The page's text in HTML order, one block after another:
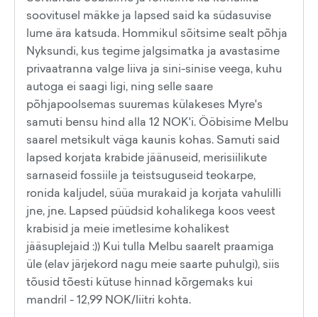
soovitusel mäkke ja lapsed said ka südasuvise
lume ära katsuda. Hommikul sõitsime sealt põhja
Nyksundi, kus tegime jalgsimatka ja avastasime
privaatranna valge liiva ja sini-sinise veega, kuhu
autoga ei saagi ligi, ning selle saare
põhjapoolsemas suuremas külakeses Myre's
samuti bensu hind alla 12 NOK'i. Ööbisime Melbu
saarel metsikult väga kaunis kohas. Samuti said
lapsed korjata krabide jäänuseid, merisiilikute
sarnaseid fossiile ja teistsuguseid teokarpe,
ronida kaljudel, süüa murakaid ja korjata vahulilli
jne, jne. Lapsed püüdsid kohalikega koos veest
krabisid ja meie imetlesime kohalikest
jääsuplejaid :)) Kui tulla Melbu saarelt praamiga
üle (elav järjekord nagu meie saarte puhulgi), siis
tõusid tõesti kütuse hinnad kõrgemaks kui
mandril - 12,99 NOK/liitri kohta.